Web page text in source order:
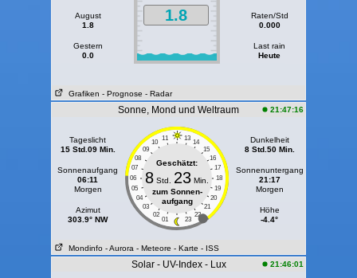
August
1.8
Gestern
0.0
1.8
Raten/Std
0.000
Last rain
Heute
Grafiken - Prognose - Radar
Sonne, Mond und Weltraum 21:47:16
Tageslicht
15 Std.09 Min.
Sonnenaufgang
06:11
Morgen
Azimut
303.9° NW
11 13
10
14
09
15
08
16
07
17
06
18
05
19
04
20
03
21
02
22
01 23
Geschätzt:
8 Std. 23 Min.
zum Sonnen-
aufgang
Dunkelheit
8 Std.50 Min.
Sonnenuntergang
21:17
Morgen
Höhe
-4.4°
Mondinfo - Aurora - Meteore - Karte - ISS
Solar - UV-Index - Lux 21:46:01